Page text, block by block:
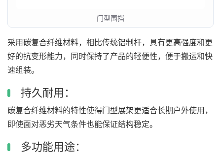
门型围挡
采用碳复合纤维材料，相比传统铝制杆，具有更高强度和更
好的抗变形能力，同时保持了产品的轻便性，便于搬运和快
速组装。
持久耐用：
碳复合纤维材料的特性使得门型展架更适合长期户外使用，
即使面对恶劣天气条件也能保证结构稳定。
多功能用途：